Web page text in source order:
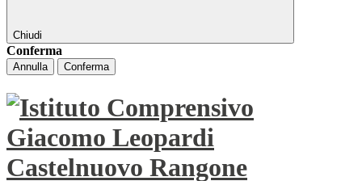
Chiudi
Conferma
Annulla Conferma